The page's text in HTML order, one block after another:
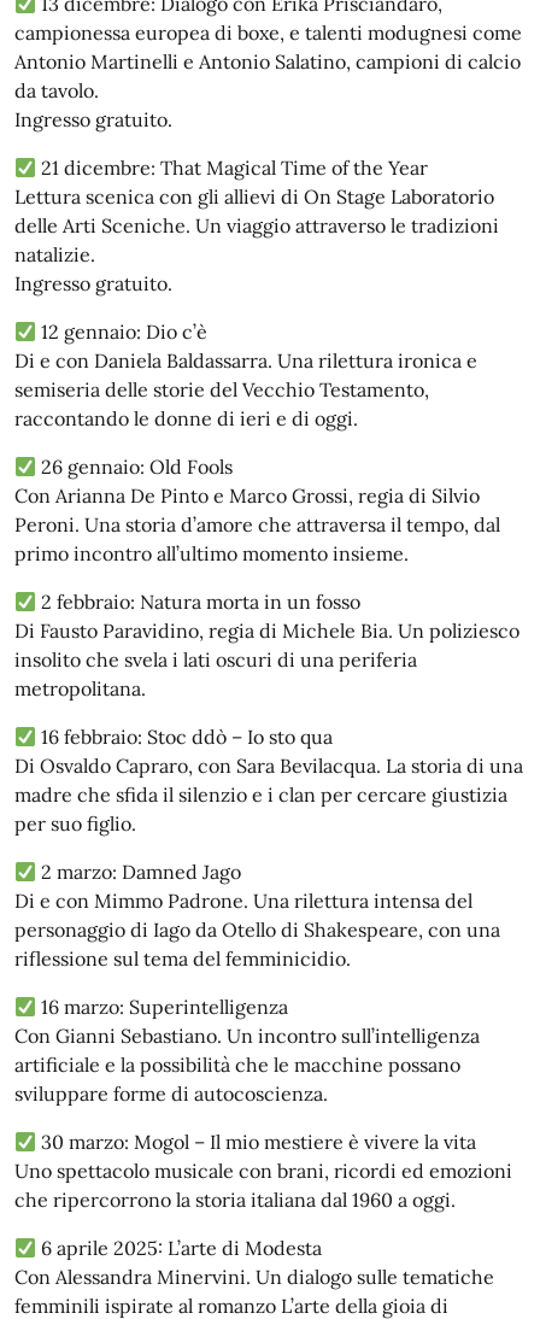
campionessa europea di boxe, e talenti modugnesi come
Antonio Martinelli e Antonio Salatino, campioni di calcio
da tavolo.
Ingresso gratuito.
21 dicembre: That Magical Time of the Year
Lettura scenica con gli allievi di On Stage Laboratorio
delle Arti Sceniche. Un viaggio attraverso le tradizioni
natalizie.
Ingresso gratuito.
12 gennaio: Dio c’è
Di e con Daniela Baldassarra. Una rilettura ironica e
semiseria delle storie del Vecchio Testamento,
raccontando le donne di ieri e di oggi.
26 gennaio: Old Fools
Con Arianna De Pinto e Marco Grossi, regia di Silvio
Peroni. Una storia d’amore che attraversa il tempo, dal
primo incontro all’ultimo momento insieme.
2 febbraio: Natura morta in un fosso
Di Fausto Paravidino, regia di Michele Bia. Un poliziesco
insolito che svela i lati oscuri di una periferia
metropolitana.
16 febbraio: Stoc ddò – Io sto qua
Di Osvaldo Capraro, con Sara Bevilacqua. La storia di una
madre che sfida il silenzio e i clan per cercare giustizia
per suo figlio.
2 marzo: Damned Jago
Di e con Mimmo Padrone. Una rilettura intensa del
personaggio di Iago da Otello di Shakespeare, con una
riflessione sul tema del femminicidio.
16 marzo: Superintelligenza
Con Gianni Sebastiano. Un incontro sull’intelligenza
artificiale e la possibilità che le macchine possano
sviluppare forme di autocoscienza.
30 marzo: Mogol – Il mio mestiere è vivere la vita
Uno spettacolo musicale con brani, ricordi ed emozioni
che ripercorrono la storia italiana dal 1960 a oggi.
6 aprile 2025: L’arte di Modesta
Con Alessandra Minervini. Un dialogo sulle tematiche
femminili ispirate al romanzo L’arte della gioia di